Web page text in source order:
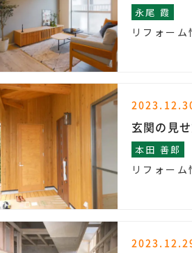
永尾 霞
リフォーム
玄関の見
本田 善郎
リフォーム